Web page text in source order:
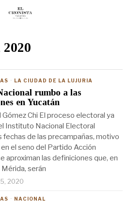
· LA CIUDAD DE LA LUJURIA
rumbo a las
en Yucatán
Gómez Chi El proceso electoral ya
Instituto Nacional Electoral
fechas de las precampañas, motivo
el seno del Partido Acción
aproximan las definiciones que, en
serán
2020
· NACIONAL